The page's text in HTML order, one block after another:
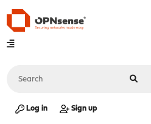
Log in Sign up